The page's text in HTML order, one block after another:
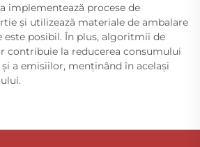
implementează procese de
și utilizează materiale de ambalare
este posibil. În plus, algoritmii de
contribuie la reducerea consumului
a emisiilor, menținând în același